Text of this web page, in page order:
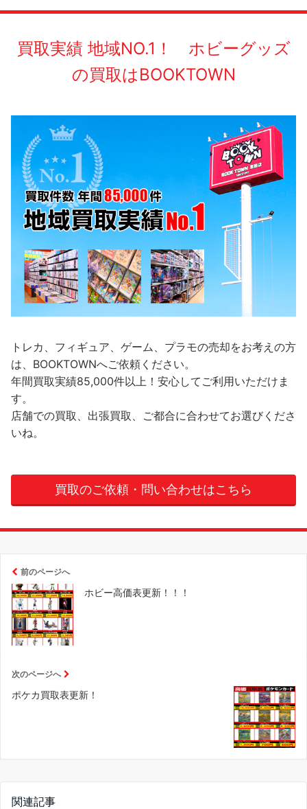
買取実績 地域NO.1！ ホビーグッズ
の買取はBOOKTOWN
トレカ、フィギュア、ゲーム、プラモの売却をお考えの方
は、BOOKTOWNへご依頼ください。
年間買取実績85,000件以上！安心してご利用いただけま
す。
店舗での買取、出張買取、ご都合に合わせてお選びくださ
いね。
買取のご依頼・問い合わせはこちら
前のページへ
ホビー高価表更新！！！
次のページへ
ポケカ買取表更新！
関連記事